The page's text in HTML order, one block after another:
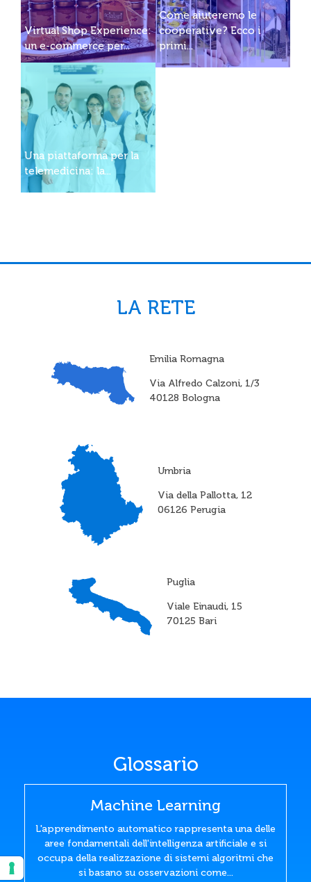
Virtual Shop Experience:
un e-commerce per...
Come aiuteremo le
cooperative? Ecco i
primi...
Una piattaforma per la
telemedicina: la...
LA RETE
Emilia Romagna
Via Alfredo Calzoni, 1/3
40128 Bologna
Umbria
Via della Pallotta, 12
06126 Perugia
Puglia
Viale Einaudi, 15
70125 Bari
Glossario
Machine Learning
L'apprendimento automatico rappresenta una delle
aree fondamentali dell'intelligenza artificiale e si
occupa della realizzazione di sistemi algoritmi che
si basano su osservazioni come...